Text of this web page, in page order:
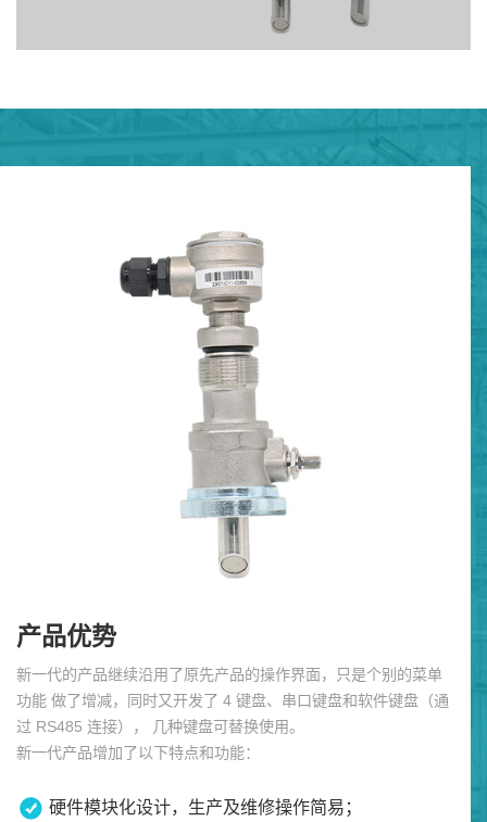
产品优势
新一代的产品继续沿用了原先产品的操作界面，只是个别的菜单
功能 做了增减，同时又开发了 4 键盘、串口键盘和软件键盘（通
过 RS485 连接）， 几种键盘可替换使用。
新一代产品增加了以下特点和功能：
硬件模块化设计，生产及维修操作简易；